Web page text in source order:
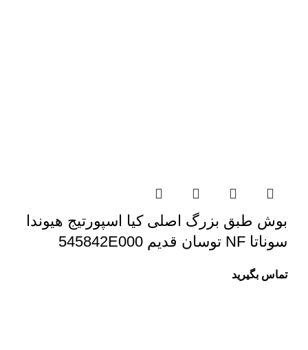
بوش طبق بزرگ اصلی کیا اسپورتیج هیوندا
سوناتا NF توسان قدیم 545842E000
تماس بگیرید